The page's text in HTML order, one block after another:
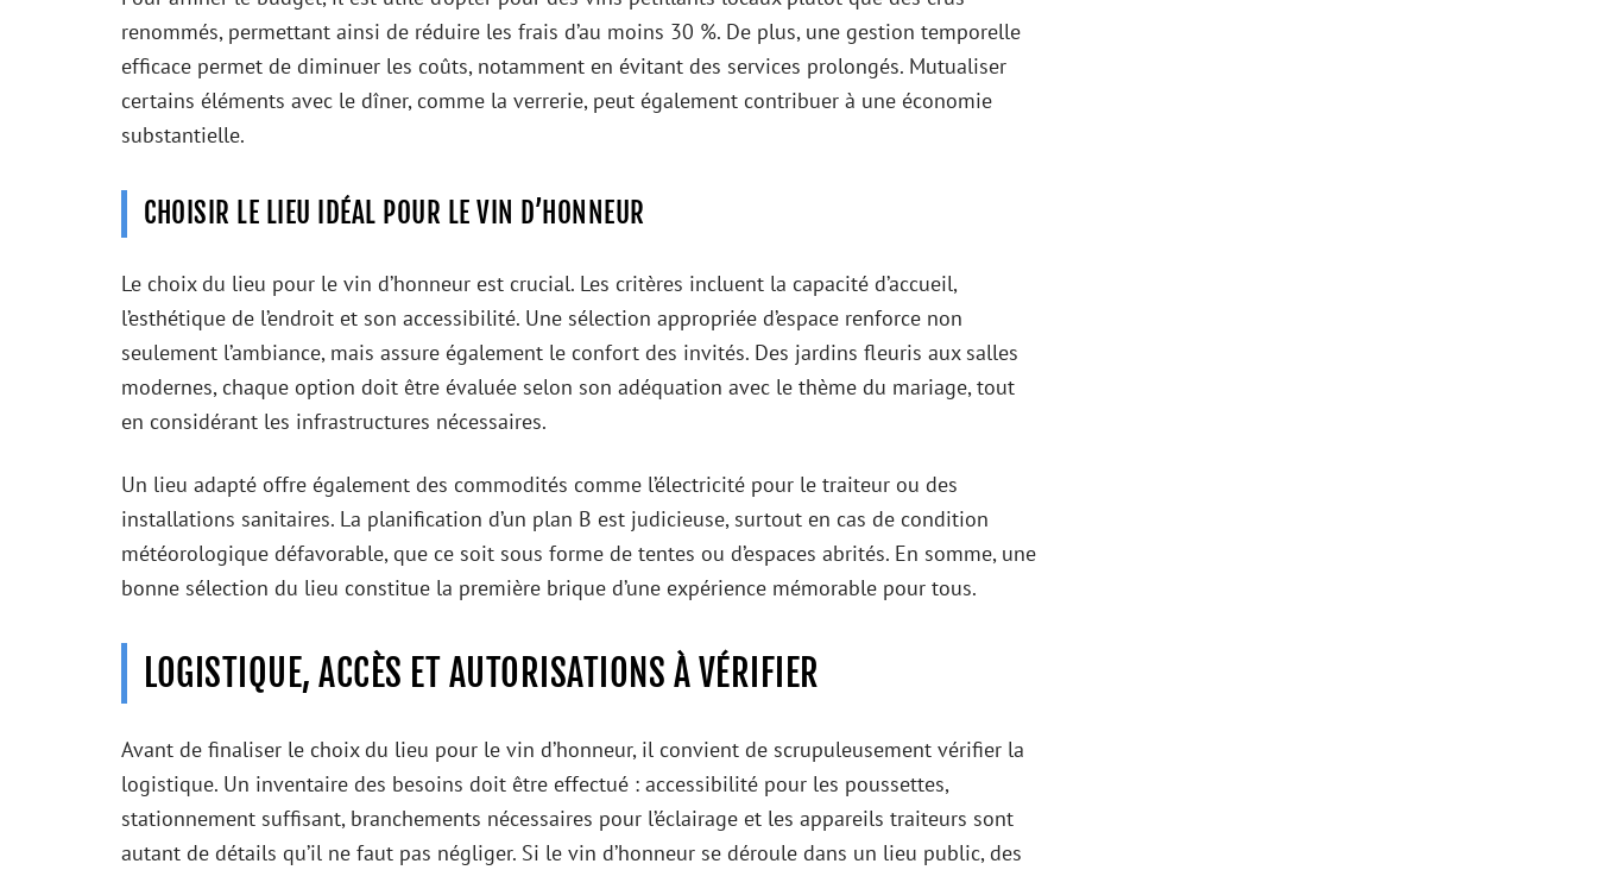
renommés, permettant ainsi de réduire les frais d’au moins 30 %. De plus, une gestion temporelle
efficace permet de diminuer les coûts, notamment en évitant des services prolongés. Mutualiser
certains éléments avec le dîner, comme la verrerie, peut également contribuer à une économie
substantielle.
CHOISIR LE LIEU IDÉAL POUR LE VIN D’HONNEUR
Le choix du lieu pour le vin d’honneur est crucial. Les critères incluent la capacité d’accueil,
l’esthétique de l’endroit et son accessibilité. Une sélection appropriée d’espace renforce non
seulement l’ambiance, mais assure également le confort des invités. Des jardins fleuris aux salles
modernes, chaque option doit être évaluée selon son adéquation avec le thème du mariage, tout
en considérant les infrastructures nécessaires.
Un lieu adapté offre également des commodités comme l’électricité pour le traiteur ou des
installations sanitaires. La planification d’un plan B est judicieuse, surtout en cas de condition
météorologique défavorable, que ce soit sous forme de tentes ou d’espaces abrités. En somme, une
bonne sélection du lieu constitue la première brique d’une expérience mémorable pour tous.
LOGISTIQUE, ACCÈS ET AUTORISATIONS À VÉRIFIER
Avant de finaliser le choix du lieu pour le vin d’honneur, il convient de scrupuleusement vérifier la
logistique. Un inventaire des besoins doit être effectué : accessibilité pour les poussettes,
stationnement suffisant, branchements nécessaires pour l’éclairage et les appareils traiteurs sont
autant de détails qu’il ne faut pas négliger. Si le vin d’honneur se déroule dans un lieu public, des